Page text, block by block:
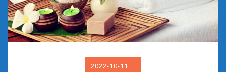
2022-10-11